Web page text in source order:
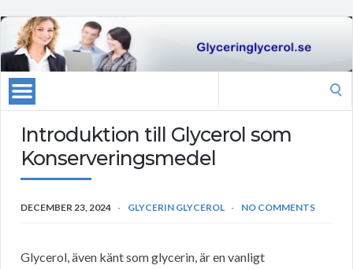
Introduktion till Glycerol som
Konserveringsmedel
DECEMBER 23, 2024 GLYCERIN GLYCEROL NO COMMENTS
Glycerol, även känt som glycerin, är en vanligt